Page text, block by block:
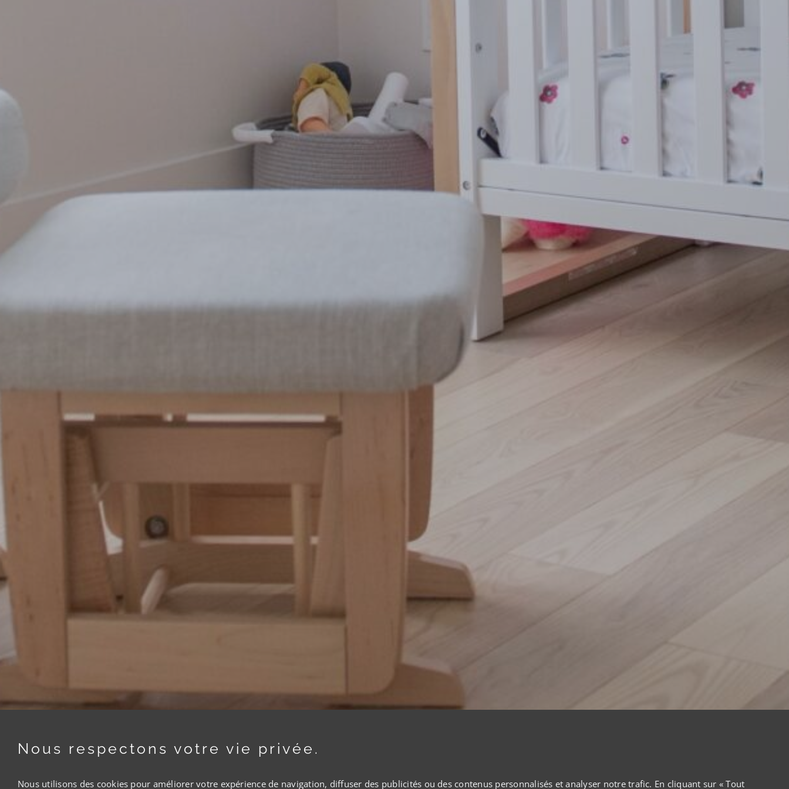
Nous respectons votre vie privée.
Nous utilisons des cookies pour améliorer votre expérience de navigation, diffuser des publicités ou des contenus personnalisés et analyser notre trafic. En cliquant sur « Tout